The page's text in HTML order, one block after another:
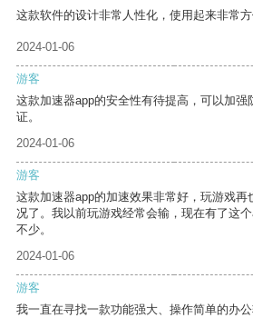
这款软件的设计非常人性化，使用起来非常方
2024-01-06
游客
这款加速器app的安全性有待提高，可以加
证。
2024-01-06
游客
这款加速器app的加速效果非常好，玩游戏
况了。我以前玩游戏经常会输，现在有了这
不少。
2024-01-06
游客
我一直在寻找一款功能强大、操作简单的办